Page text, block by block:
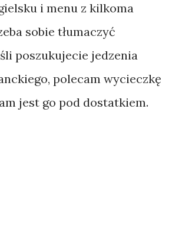
i menu z kilkoma
sobie tłumaczyć
poszukujecie jedzenia
polecam wycieczkę
jest go pod dostatkiem.